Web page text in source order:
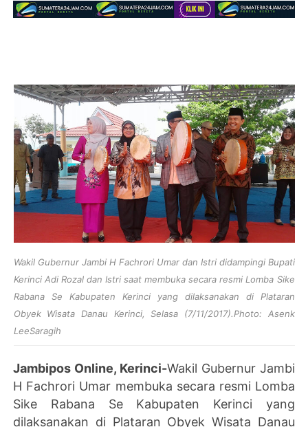
Wakil Gubernur Jambi H Fachrori Umar dan Istri didampingi Bupati
Kerinci Adi Rozal dan Istri saat membuka secara resmi Lomba Sike
Rabana Se Kabupaten Kerinci yang dilaksanakan di Plataran
Obyek Wisata Danau Kerinci, Selasa (7/11/2017).Photo: Asenk
LeeSaragih
Jambipos Online, Kerinci-Wakil Gubernur Jambi
H Fachrori Umar membuka secara resmi Lomba
Sike Rabana Se Kabupaten Kerinci yang
dilaksanakan di Plataran Obyek Wisata Danau